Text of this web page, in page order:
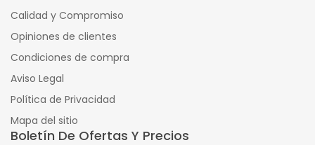
Calidad y Compromiso
Opiniones de clientes
Condiciones de compra
Aviso Legal
Política de Privacidad
Mapa del sitio
Boletín De Ofertas Y Precios